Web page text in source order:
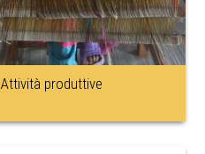
Attività produttive